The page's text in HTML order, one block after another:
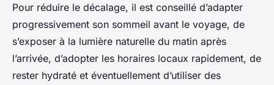
Pour réduire le décalage, il est conseillé d’adapter
progressivement son sommeil avant le voyage, de
s’exposer à la lumière naturelle du matin après
l’arrivée, d’adopter les horaires locaux rapidement, de
rester hydraté et éventuellement d’utiliser des